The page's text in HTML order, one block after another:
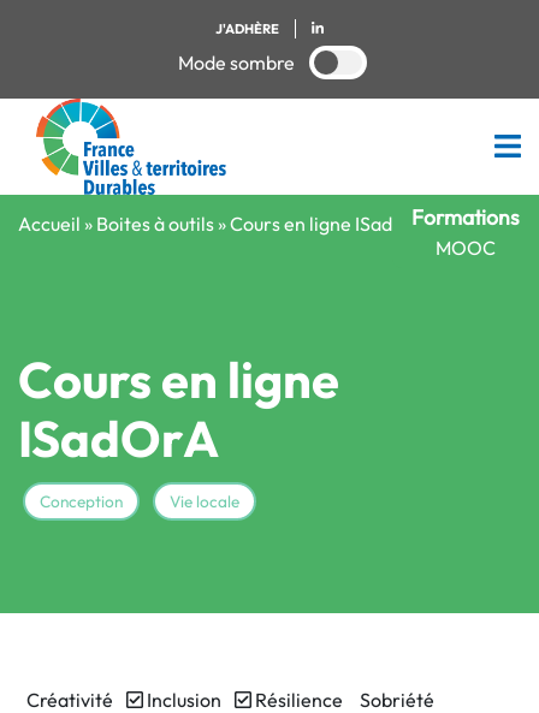
J'ADHÈRE
Mode sombre
Formations
MOOC
Accueil » Boites à outils »Cours en ligne ISadOrA
Cours en ligne
ISadOrA
Conception Vie locale
Créativité Inclusion Résilience Sobriété